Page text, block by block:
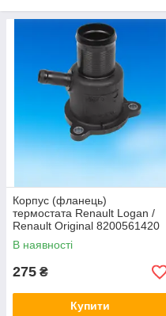
Корпус (фланець)
термостата Renault Logan /
Renault Original 8200561420
В наявності
275 ₴
Купити